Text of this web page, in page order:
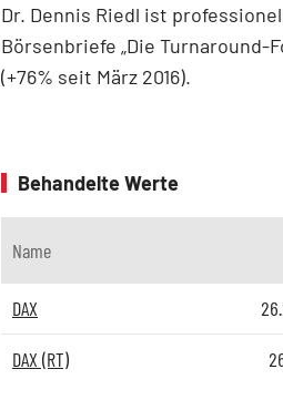
Dr. Dennis Riedl ist
Börsenbriefe „Die Turnaround-
(+76% seit März 2016).
Behandelte Werte
Name
DAX
DAX (RT)